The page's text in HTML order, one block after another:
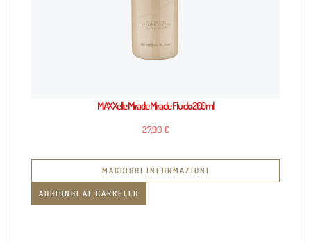
MAXXelle Miracle Miracle Fluido 200ml
27,90€
MAGGIORI INFORMAZIONI
AGGIUNGI AL CARRELLO